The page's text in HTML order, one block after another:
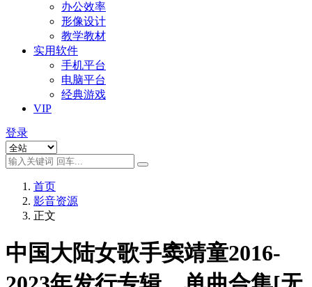
办公效率
形像设计
教学教材
实用软件
手机平台
电脑平台
经典游戏
VIP
登录
首页
影音资源
正文
中国大陆女歌手窦靖童2016-